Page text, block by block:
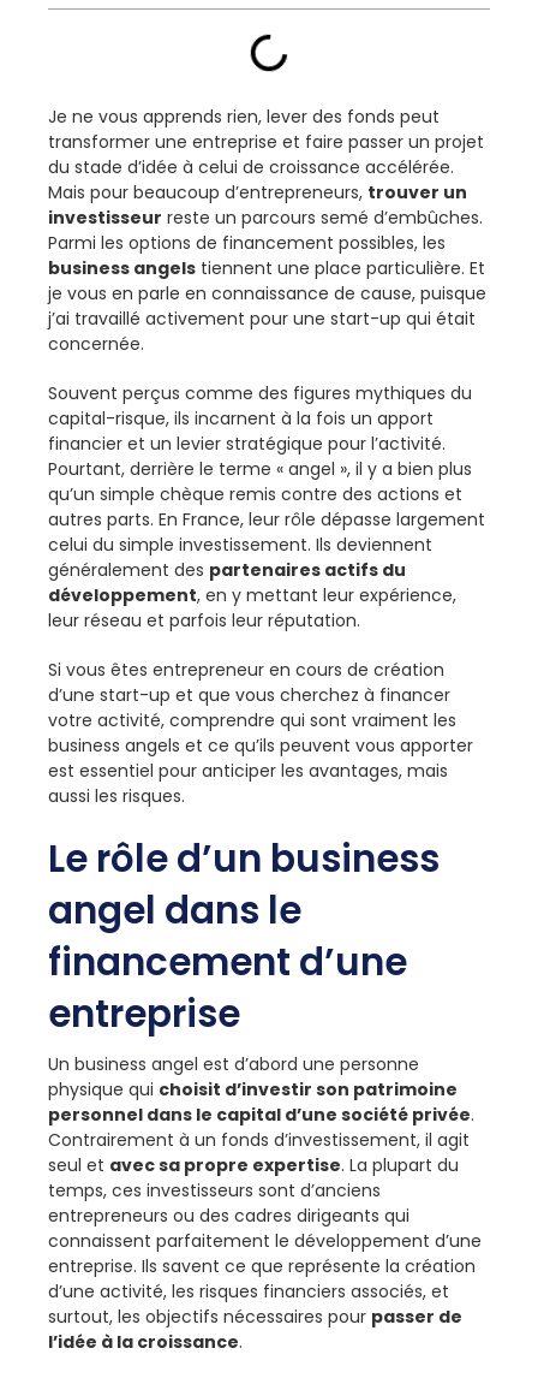
Je ne vous apprends rien, lever des fonds peut
transformer une entreprise et faire passer un projet
du stade d’idée à celui de croissance accélérée.
Mais pour beaucoup d’entrepreneurs, trouver un
investisseur reste un parcours semé d’embûches.
Parmi les options de financement possibles, les
business angels tiennent une place particulière. Et
je vous en parle en connaissance de cause, puisque
j’ai travaillé activement pour une start-up qui était
concernée.
Souvent perçus comme des figures mythiques du
capital-risque, ils incarnent à la fois un apport
financier et un levier stratégique pour l’activité.
Pourtant, derrière le terme « angel », il y a bien plus
qu’un simple chèque remis contre des actions et
autres parts. En France, leur rôle dépasse largement
celui du simple investissement. Ils deviennent
généralement des partenaires actifs du
développement, en y mettant leur expérience,
leur réseau et parfois leur réputation.
Si vous êtes entrepreneur en cours de création
d’une start-up et que vous cherchez à financer
votre activité, comprendre qui sont vraiment les
business angels et ce qu’ils peuvent vous apporter
est essentiel pour anticiper les avantages, mais
aussi les risques.
Le rôle d’un business
angel dans le
financement d’une
entreprise
Un business angel est d’abord une personne
physique qui choisit d’investir son patrimoine
personnel dans le capital d’une société privée.
Contrairement à un fonds d’investissement, il agit
seul et avec sa propre expertise. La plupart du
temps, ces investisseurs sont d’anciens
entrepreneurs ou des cadres dirigeants qui
connaissent parfaitement le développement d’une
entreprise. Ils savent ce que représente la création
d’une activité, les risques financiers associés, et
surtout, les objectifs nécessaires pour passer de
l’idée à la croissance.